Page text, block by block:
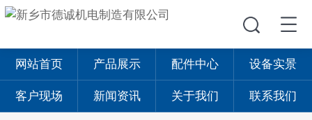
网站首页 产品展示 配件中心 设备实景
客户现场 新闻资讯 关于我们 联系我们